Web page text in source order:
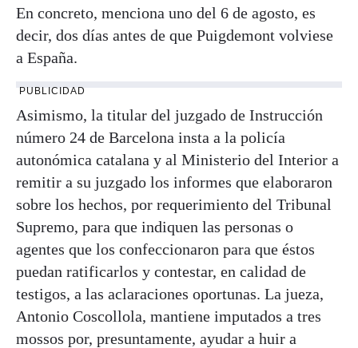
En concreto, menciona uno del 6 de agosto, es
decir, dos días antes de que Puigdemont volviese
a España.
PUBLICIDAD
Asimismo, la titular del juzgado de Instrucción
número 24 de Barcelona insta a la policía
autonómica catalana y al Ministerio del Interior a
remitir a su juzgado los informes que elaboraron
sobre los hechos, por requerimiento del Tribunal
Supremo, para que indiquen las personas o
agentes que los confeccionaron para que éstos
puedan ratificarlos y contestar, en calidad de
testigos, a las aclaraciones oportunas. La jueza,
Antonio Coscollola, mantiene imputados a tres
mossos por, presuntamente, ayudar a huir a